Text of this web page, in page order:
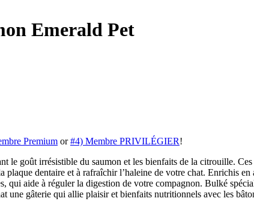
Emerald Pet
Premium or#4) Membre PRIVILÉGIER!
le goût irrésistible du saumon et les bienfaits de la citrouille.
dentaire et à rafraîchir l’haleine de votre chat. Enrichis
aide à réguler la digestion de votre compagnon. Bulké
une gâterie qui allie plaisir et bienfaits nutritionnels avec les